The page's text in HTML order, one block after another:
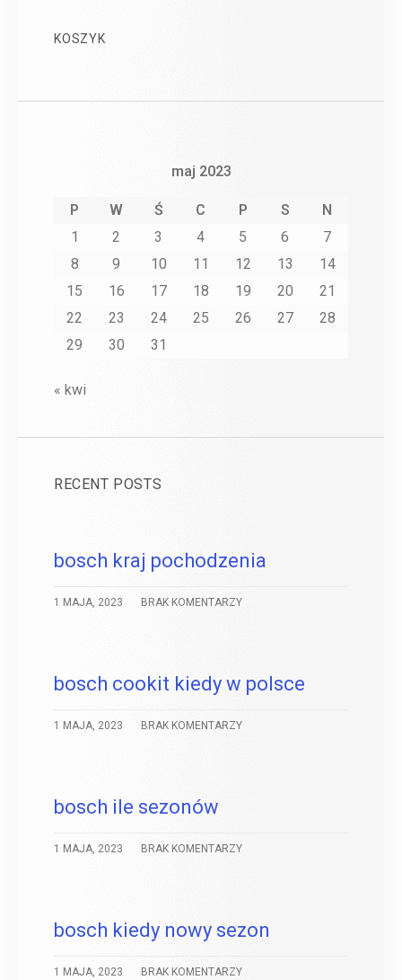
KOSZYK
maj 2023
P W Ś C P S
N
1
2 3 4 5 6
7
8
9 10 11 12 13
14
15
16 17 18 19 20
21
22
23 24 25 26 27
28
29
30 31
« kwi
RECENT POSTS
bosch kraj pochodzenia
1 MAJA, 2023 BRAK KOMENTARZY
bosch cookit kiedy w polsce
1 MAJA, 2023 BRAK KOMENTARZY
bosch ile sezonów
1 MAJA, 2023 BRAK KOMENTARZY
bosch kiedy nowy sezon
1 MAJA, 2023 BRAK KOMENTARZY